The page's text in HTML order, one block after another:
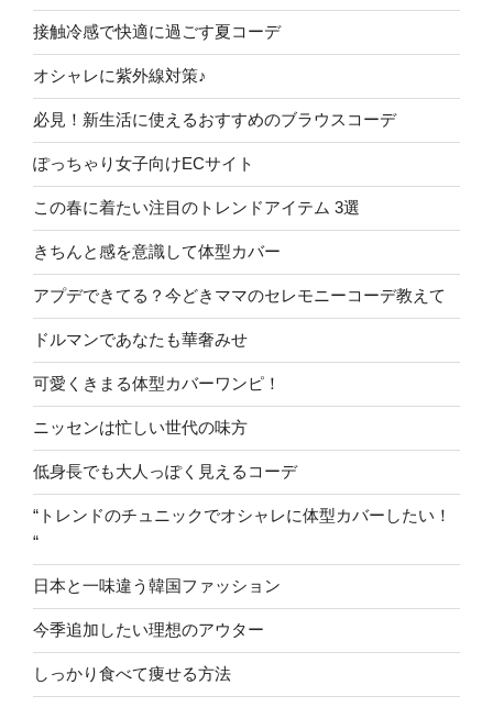
接触冷感で快適に過ごす夏コーデ
オシャレに紫外線対策♪
必見！新生活に使えるおすすめのブラウスコーデ
ぽっちゃり女子向けECサイト
この春に着たい注目のトレンドアイテム 3選
きちんと感を意識して体型カバー
アプデできてる？今どきママのセレモニーコーデ教えて
ドルマンであなたも華奢みせ
可愛くきまる体型カバーワンピ！
ニッセンは忙しい世代の味方
低身長でも大人っぽく見えるコーデ
“トレンドのチュニックでオシャレに体型カバーしたい！
“
日本と一味違う韓国ファッション
今季追加したい理想のアウター
しっかり食べて痩せる方法